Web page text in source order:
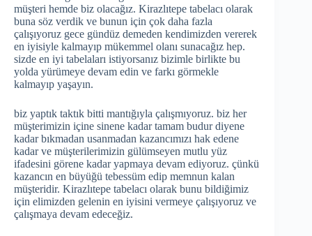
müşteri hemde biz olacağız. Kirazlıtepe tabelacı olarak
buna söz verdik ve bunun için çok daha fazla
çalışıyoruz gece gündüz demeden kendimizden vererek
en iyisiyle kalmayıp mükemmel olanı sunacağız hep.
sizde en iyi tabelaları istiyorsanız bizimle birlikte bu
yolda yürümeye devam edin ve farkı görmekle
kalmayıp yaşayın.
biz yaptık taktık bitti mantığıyla çalışmıyoruz. biz her
müşterimizin içine sinene kadar tamam budur diyene
kadar bıkmadan usanmadan kazancımızı hak edene
kadar ve müşterilerimizin gülümseyen mutlu yüz
ifadesini görene kadar yapmaya devam ediyoruz. çünkü
kazancın en büyüğü tebessüm edip memnun kalan
müşteridir. Kirazlıtepe tabelacı olarak bunu bildiğimiz
için elimizden gelenin en iyisini vermeye çalışıyoruz ve
çalışmaya devam edeceğiz.